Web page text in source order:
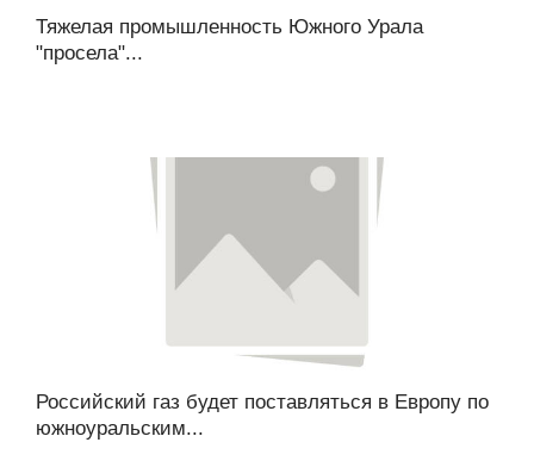
Тяжелая промышленность Южного Урала
"просела"...
Российский газ будет поставляться в Европу по
южноуральским...